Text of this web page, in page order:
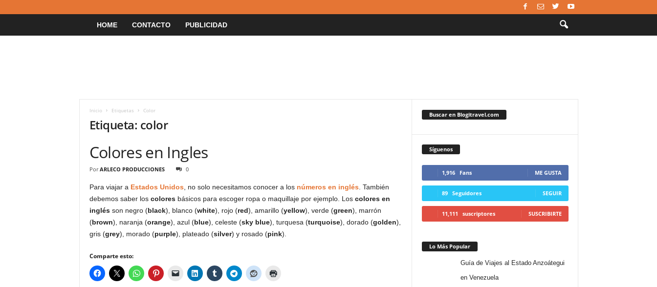
HOME CONTACTO PUBLICIDAD
Inicio Etiquetas Color
Etiqueta: color
Colores en Ingles
Por ARLECO PRODUCCIONES 0
Para viajar a Estados Unidos , no solo necesitamos conocer a los números en inglés . También
debemos saber los coloresbásicos para escoger ropa o maquillaje por ejemplo. Los colores en
inglésson negro (black), blanco (white), rojo (red), amarillo (yellow), verde (green), marrón
(brown), naranja (orange), azul (blue), celeste (sky blue), turquesa (turquoise), dorado (golden),
gris (grey), morado (purple), plateado (silver) y rosado (pink).
Comparte esto:
Buscar en Blogitravel.com
Síguenos
1,916 Fans ME GUSTA
89 Seguidores SEGUIR
11,111 suscriptores SUSCRIBIRTE
Lo Más Popular
Guía de Viajes al Estado Anzoátegui
en Venezuela